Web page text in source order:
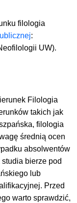
filologia
:
UW).
Filologia
takich jak
filologia
średnią ocen
absolwentów
bierze pod
lub
Przed
warto sprawdzić,